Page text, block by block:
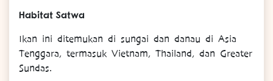
Habitat Satwa
Ikan ini ditemukan di sungai dan danau di Asia
Tenggara, termasuk Vietnam, Thailand, dan Greater
Sundas.